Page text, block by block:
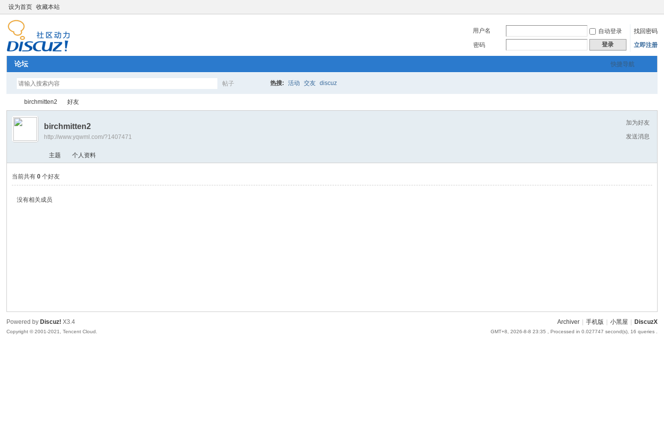
设为首页 收藏本站
用户名 自动登录
找回密码
密码
登录 立即注册
快捷导航
论坛
帖子 热搜: 活动 交友 discuz
›
birchmitten2 好友
加为好友
发送消息
birchmitten2
http://www.yqwml.com/?1407471
主题 个人资料
当前共有0 个好友
没有相关成员
Archiver 手机版 小黑屋 DiscuzX
GMT+8, 2026-8-8 23:35 , Processed in 0.027747 second(s), 16 queries .
Powered by Discuz! X3.4
Copyright © 2001-2021, Tencent Cloud.